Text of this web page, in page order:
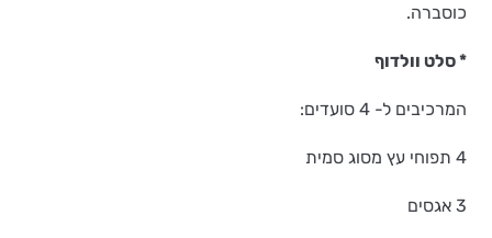
כוסברה.
* סלט וולדוף
המרכיבים ל- 4 סועדים:
4 תפוחי עץ מסוג סמית
3 אגסים